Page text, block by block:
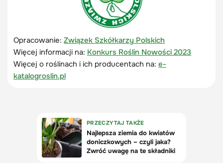
Opracowanie: Związek Szkółkarzy Polskich
Więcej informacji na: Konkurs Roślin Nowości 2023
Więcej o roślinach i ich producentach na: e-
katalogroslin.pl